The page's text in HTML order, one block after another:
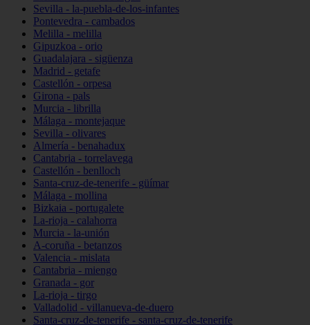
Sevilla - la-puebla-de-los-infantes
Pontevedra - cambados
Melilla - melilla
Gipuzkoa - orio
Guadalajara - sigüenza
Madrid - getafe
Castellón - orpesa
Girona - pals
Murcia - librilla
Málaga - montejaque
Sevilla - olivares
Almería - benahadux
Cantabria - torrelavega
Castellón - benlloch
Santa-cruz-de-tenerife - güímar
Málaga - mollina
Bizkaia - portugalete
La-rioja - calahorra
Murcia - la-unión
A-coruña - betanzos
Valencia - mislata
Cantabria - miengo
Granada - gor
La-rioja - tirgo
Valladolid - villanueva-de-duero
Santa-cruz-de-tenerife - santa-cruz-de-tenerife